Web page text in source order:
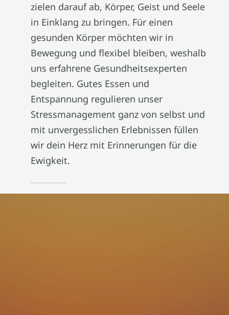
zielen darauf ab, Körper, Geist und Seele
in Einklang zu bringen. Für einen
gesunden Körper möchten wir in
Bewegung und flexibel bleiben, weshalb
uns erfahrene Gesundheitsexperten
begleiten. Gutes Essen und
Entspannung regulieren unser
Stressmanagement ganz von selbst und
mit unvergesslichen Erlebnissen füllen
wir dein Herz mit Erinnerungen für die
Ewigkeit.